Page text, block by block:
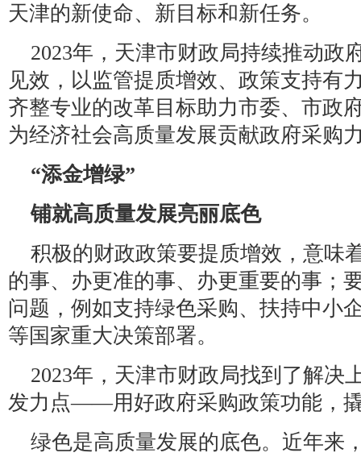
天津的新使命、新目标和新任务。
2023年，天津市财政局持续推动政
见效，以监管提质增效、政策支持有
齐整专业的改革目标助力市委、市政
为经济社会高质量发展贡献政府采购
“添金增绿”
铺就高质量发展亮丽底色
积极的财政政策要提质增效，意味
的事、办更准的事、办更重要的事；
问题，例如支持绿色采购、扶持中小
等国家重大决策部署。
2023年，天津市财政局找到了解决
发力点——用好政府采购政策功能，
绿色是高质量发展的底色。近年来